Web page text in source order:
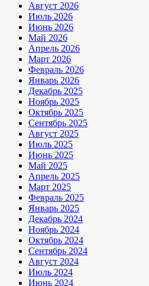
Август 2026
Июль 2026
Июнь 2026
Май 2026
Апрель 2026
Март 2026
Февраль 2026
Январь 2026
Декабрь 2025
Ноябрь 2025
Октябрь 2025
Сентябрь 2025
Август 2025
Июль 2025
Июнь 2025
Май 2025
Апрель 2025
Март 2025
Февраль 2025
Январь 2025
Декабрь 2024
Ноябрь 2024
Октябрь 2024
Сентябрь 2024
Август 2024
Июль 2024
Июнь 2024